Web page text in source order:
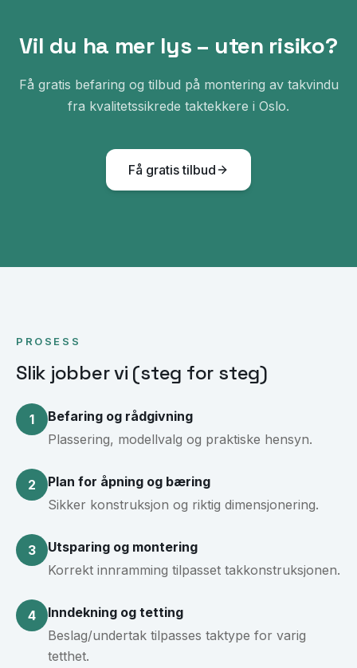
Vil du ha mer lys – uten risiko?
Få gratis befaring og tilbud på montering av takvindu
fra kvalitetssikrede taktekkere i Oslo.
Få gratis tilbud
PROSESS
Slik jobber vi (steg for steg)
1
Befaring og rådgivning
Plassering, modellvalg og praktiske hensyn.
2
Plan for åpning og bæring
Sikker konstruksjon og riktig dimensjonering.
3
Utsparing og montering
Korrekt innramming tilpasset takkonstruksjonen.
4
Inndekning og tetting
Beslag/undertak tilpasses taktype for varig
tetthet.